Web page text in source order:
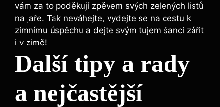
vám za to poděkují zpěvem svých zelených listů
na jaře. Tak neváhejte, vydejte se na cestu k
zimnímu úspěchu a dejte svým tujem šanci zářit
i v zimě!
Další tipy a rady
a nejčastější